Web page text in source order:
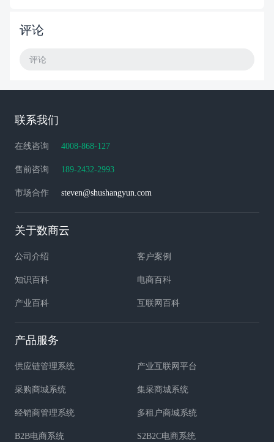
评论
评论
联系我们
在线咨询 4008-868-127
售前咨询 189-2432-2993
市场合作 steven@shushangyun.com
关于数商云
公司介绍 客户案例
知识百科 电商百科
产业百科 互联网百科
产品服务
供应链管理系统 产业互联网平台
采购商城系统 集采商城系统
经销商管理系统 多租户商城系统
B2B电商系统 S2B2C电商系统